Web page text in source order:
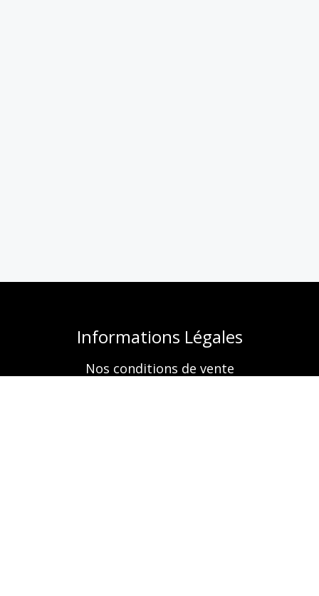
Informations Légales
Nos conditions de vente